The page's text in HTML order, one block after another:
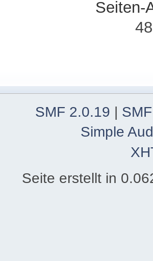
Seiten-
SMF 2.0.19
Simple
Seite erstellt in